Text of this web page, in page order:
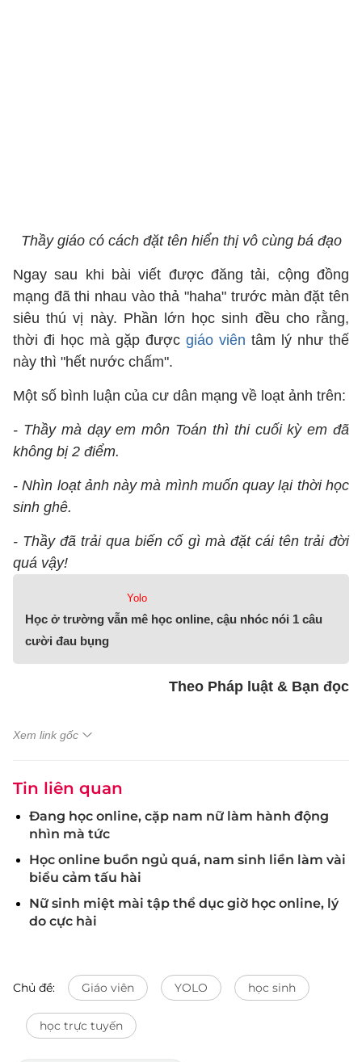
Thầy giáo có cách đặt tên hiển thị vô cùng bá đạo
Ngay sau khi bài viết được đăng tải, cộng đồng
mạng đã thi nhau vào thả "haha" trước màn đặt tên
siêu thú vị này. Phần lớn học sinh đều cho rằng,
thời đi học mà gặp được giáo viên tâm lý như thế
này thì "hết nước chấm".
Một số bình luận của cư dân mạng về loạt ảnh trên:
- Thầy mà dạy em môn Toán thì thi cuối kỳ em đã
không bị 2 điểm.
- Nhìn loạt ảnh này mà mình muốn quay lại thời học
sinh ghê.
- Thầy đã trải qua biến cố gì mà đặt cái tên trải đời
quá vậy!
Yolo
Học ở trường vẫn mê học online, cậu nhóc nói 1 câu
cười đau bụng
Theo Pháp luật & Bạn đọc
Xem link gốc
Tin liên quan
Đang học online, cặp nam nữ làm hành động
nhìn mà tức
Học online buồn ngủ quá, nam sinh liền làm vài
biểu cảm tấu hài
Nữ sinh miệt mài tập thể dục giờ học online, lý
do cực hài
Chủ đề: Giáo viên YOLO học sinh
học trực tuyến